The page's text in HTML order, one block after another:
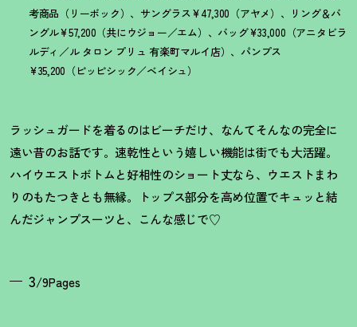
考商品（リーボック）、サングラス¥47,300（アヤメ）、リング＆バ
ングル¥57,200（共にウジョー／エム）、バッグ¥33,000（アニタビラ
ルディ／ル タロン プリュ 有楽町マルイ店）、パンプス
¥35,200（ピッピシック／ベイシュ）
ラッシュガードを着るのはビーチだけ、なんてそんなの完全に
遠い昔のお話です。速乾性という嬉しい機能は街でも大活躍。
ハイウエストボトムと好相性のショート丈なら、ウエストまわ
りのもたつきとも無縁。トップス部分を高め位置でキュッと結
んだジャンプスーツと、こんな感じで♡
3/9Pages